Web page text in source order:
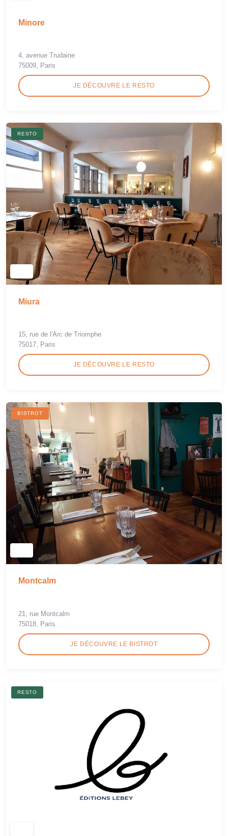
Minore
4, avenue Trudaine
75009, Paris
JE DÉCOUVRE LE RESTO
RESTO
Miura
15, rue de l'Arc de Triomphe
75017, Paris
JE DÉCOUVRE LE RESTO
BISTROT
Montcalm
21, rue Montcalm
75018, Paris
JE DÉCOUVRE LE BISTROT
RESTO